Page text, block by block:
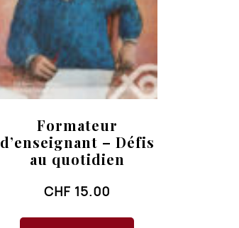
Formateur
d’enseignant – Défis
au quotidien
CHF 15.00